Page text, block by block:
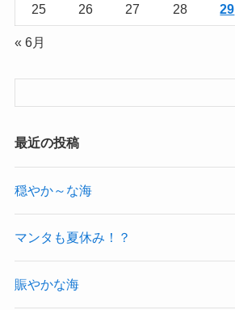
25 26 27 28 29
« 6月
最近の投稿
穏やか～な海
マンタも夏休み！？
賑やかな海